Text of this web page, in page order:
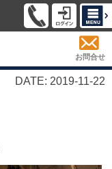
お問合せ
DATE: 2019-11-22